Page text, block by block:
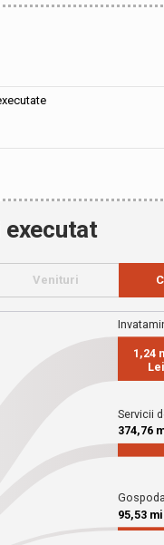
executat